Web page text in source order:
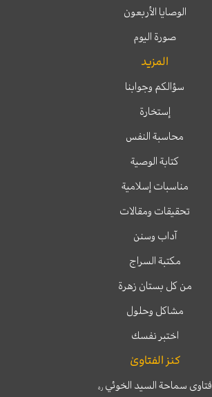
الوصايا الأربعون
صورة اليوم
المزيد
سؤالكم وجوابنا
إستخارة
محاسبة النفس
كتابة الوصية
مناسبات إسلامية
تحقيقات ومقالات
آداب وسنن
مكتبة السراج
من كل بستان زهرة
مشاكل وحلول
اختبر نفسك
كنز الفتاوىٰ
فتاوى سماحة السيد الخوئيره